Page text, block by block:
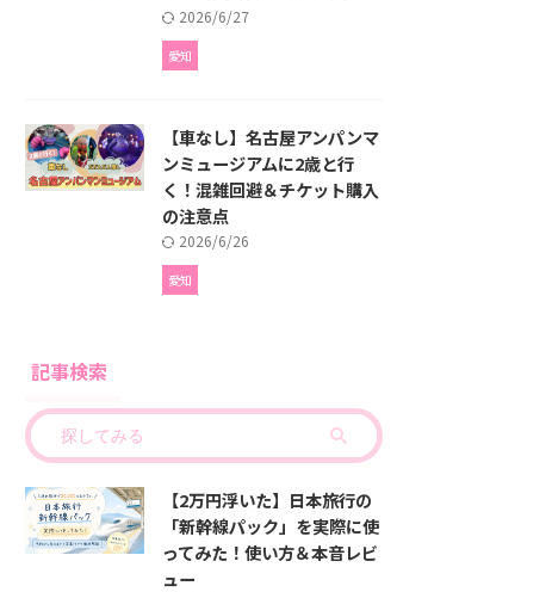
2026/6/27
愛知
【車なし】名古屋アンパンマ
ンミュージアムに2歳と行
く！混雑回避＆チケット購入
の注意点
2026/6/26
愛知
記事検索
【2万円浮いた】日本旅行の
「新幹線パック」を実際に使
ってみた！使い方＆本音レビ
ュー